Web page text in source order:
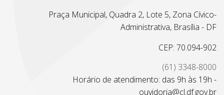
Praça Municipal, Quadra 2, Lote 5, Zona Cívico-
Administrativa, Brasília - DF
CEP: 70.094-902
(61) 3348-8000
Horário de atendimento: das 9h às 19h -
ouvidoria@cl.df.gov.br